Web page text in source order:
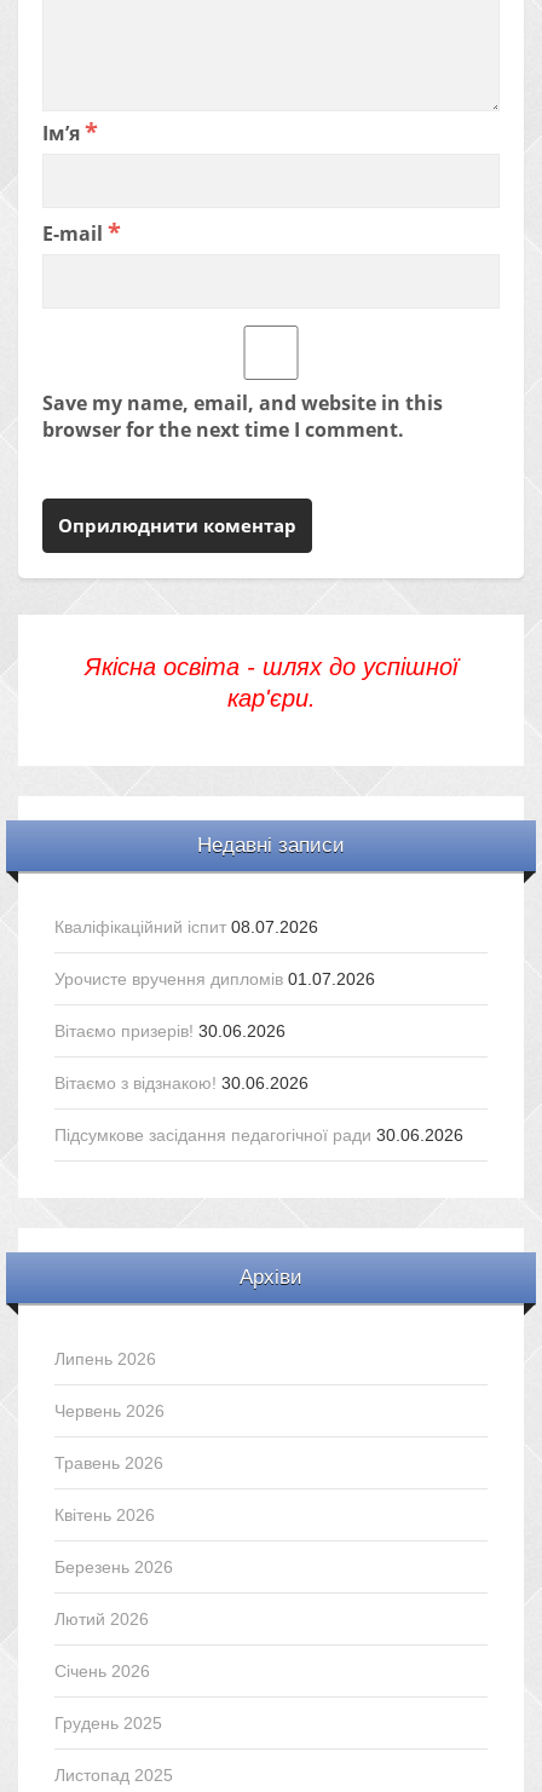
Ім’я*
E-mail *
Save my name, email, and website in this
browser for the next time I comment.
Якісна освіта - шлях до успішної
кар'єри.
Недавні записи
Кваліфікаційний іспит 08.07.2026
Урочисте вручення дипломів 01.07.2026
Вітаємо призерів! 30.06.2026
Вітаємо з відзнакою! 30.06.2026
Підсумкове засідання педагогічної ради 30.06.2026
Архіви
Липень 2026
Червень 2026
Травень 2026
Квітень 2026
Березень 2026
Лютий 2026
Січень 2026
Грудень 2025
Листопад 2025